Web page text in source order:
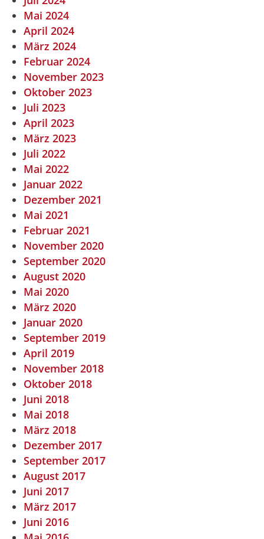
Mai 2024
April 2024
März 2024
Februar 2024
November 2023
Oktober 2023
Juli 2023
April 2023
März 2023
Juli 2022
Mai 2022
Januar 2022
Dezember 2021
Mai 2021
Februar 2021
November 2020
September 2020
August 2020
Mai 2020
März 2020
Januar 2020
September 2019
April 2019
November 2018
Oktober 2018
Juni 2018
Mai 2018
März 2018
Dezember 2017
September 2017
August 2017
Juni 2017
März 2017
Juni 2016